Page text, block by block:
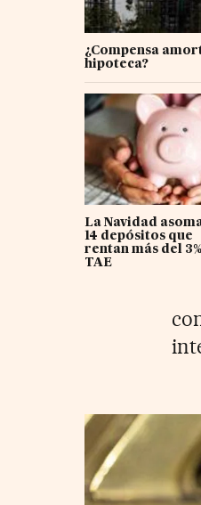
¿Compensa
hipoteca?
La Navidad
14 depósitos que
rentan más del 3%
TAE